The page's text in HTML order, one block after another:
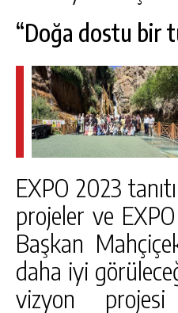
“Doğa dostu bir
EXPO 2023
projeler ve
Başkan
daha iyi
vizyon